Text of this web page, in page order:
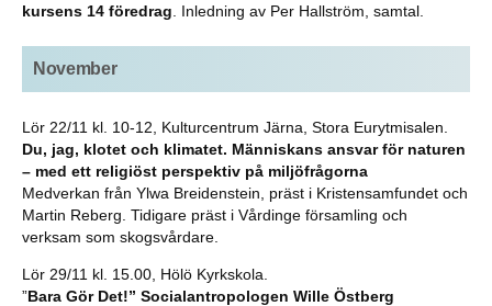
kursens 14 föredrag . Inledning av Per Hallström, samtal.
November
Lör 22/11 kl. 10-12, Kulturcentrum Järna, Stora Eurytmisalen.
Du, jag, klotet och klimatet. Människans ansvar för naturen
– med ett religiöst perspektiv på miljöfrågorna
Medverkan från Ylwa Breidenstein, präst i Kristensamfundet och
Martin Reberg. Tidigare präst i Vårdinge församling och
verksam som skogsvårdare.
Lör 29/11 kl. 15.00, Hölö Kyrkskola.
”Bara Gör Det!” Socialantropologen Wille Östberg